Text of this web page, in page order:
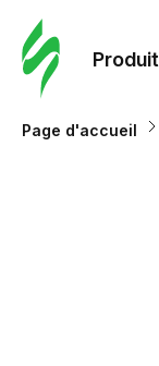
Produit
Page d'accueil